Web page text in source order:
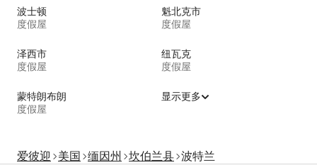
波士顿
度假屋
魁北克市
度假屋
泽西市
度假屋
纽瓦克
度假屋
蒙特朗布朗
度假屋
显示更多
爱彼迎 美国 缅因州 坎伯兰县 波特兰